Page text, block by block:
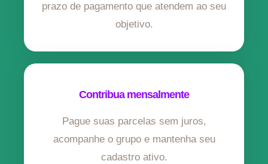
prazo de pagamento que atendem ao seu
objetivo.
Contribua mensalmente
Pague suas parcelas sem juros,
acompanhe o grupo e mantenha seu
cadastro ativo.